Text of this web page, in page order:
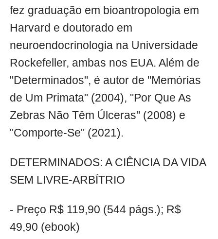
fez graduação em bioantropologia em
Harvard e doutorado em
neuroendocrinologia na Universidade
Rockefeller, ambas nos EUA. Além de
"Determinados", é autor de "Memórias
de Um Primata" (2004), "Por Que As
Zebras Não Têm Úlceras" (2008) e
"Comporte-Se" (2021).
DETERMINADOS: A CIÊNCIA DA VIDA
SEM LIVRE-ARBÍTRIO
- Preço R$ 119,90 (544 págs.); R$
49,90 (ebook)